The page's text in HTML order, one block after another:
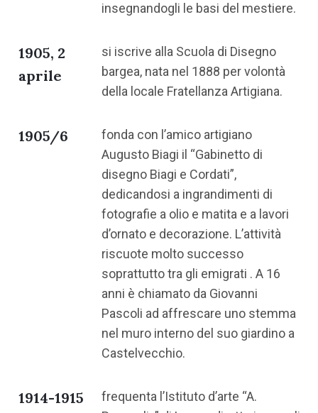
insegnandogli le basi del mestiere.
1905, 2
aprile
si iscrive alla Scuola di Disegno
bargea, nata nel 1888 per volontà
della locale Fratellanza Artigiana.
1905/6
fonda con l’amico artigiano
Augusto Biagi il “Gabinetto di
disegno Biagi e Cordati”,
dedicandosi a ingrandimenti di
fotografie a olio e matita e a lavori
d’ornato e decorazione. L’attività
riscuote molto successo
soprattutto tra gli emigrati . A 16
anni è chiamato da Giovanni
Pascoli ad affrescare uno stemma
nel muro interno del suo giardino a
Castelvecchio.
1914-1915
frequenta l’Istituto d’arte “A.